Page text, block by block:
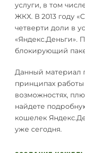
услуги, в том
ЖКХ. В 2013 году
четверти доли в
«Яндекс.Деньги».
блокирующий
Данный материал
принципах
возможностях,
найдете
кошелек
уже сегодня.